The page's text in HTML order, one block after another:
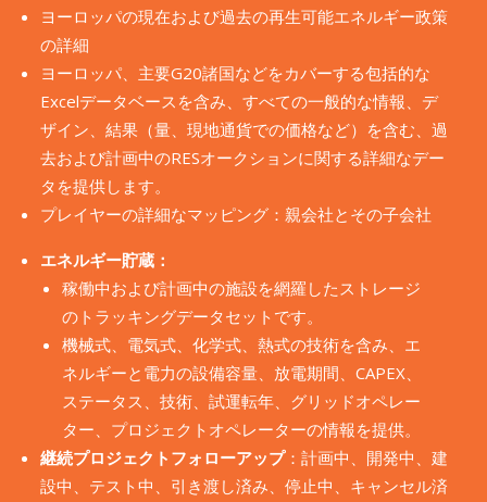
ヨーロッパの現在および過去の再生可能エネルギー政策
の詳細
ヨーロッパ、主要G20諸国などをカバーする包括的な
Excelデータベースを含み、すべての一般的な情報、デ
ザイン、結果（量、現地通貨での価格など）を含む、過
去および計画中のRESオークションに関する詳細なデー
タを提供します。
プレイヤーの詳細なマッピング：親会社とその子会社
エネルギー貯蔵：
稼働中および計画中の施設を網羅したストレージ
のトラッキングデータセットです。
機械式、電気式、化学式、熱式の技術を含み、エ
ネルギーと電力の設備容量、放電期間、CAPEX、
ステータス、技術、試運転年、グリッドオペレー
ター、プロジェクトオペレーターの情報を提供。
継続プロジェクトフォローアップ：計画中、開発中、建
設中、テスト中、引き渡し済み、停止中、キャンセル済